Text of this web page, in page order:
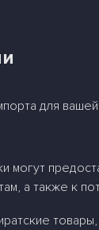
для
а также к